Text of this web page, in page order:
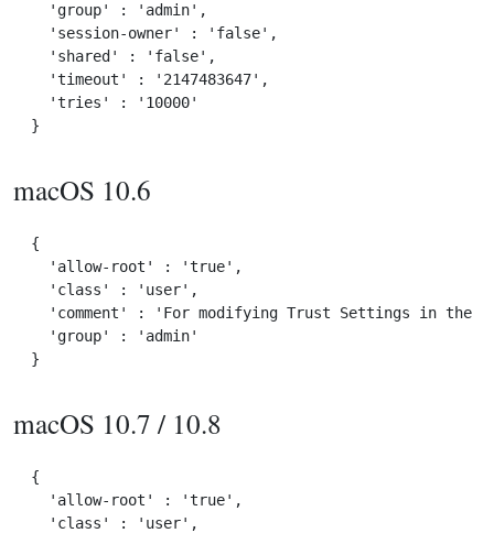
  'group' : 'admin',
  'session-owner' : 'false',
  'shared' : 'false',
  'timeout' : '2147483647',
  'tries' : '10000'
macOS 10.6
{
  'allow-root' : 'true',
  'class' : 'user',
'comment' : 'For modifying Trust Settings in the
  'group' : 'admin'
macOS 10.7 / 10.8
{
  'allow-root' : 'true',
  'class' : 'user',